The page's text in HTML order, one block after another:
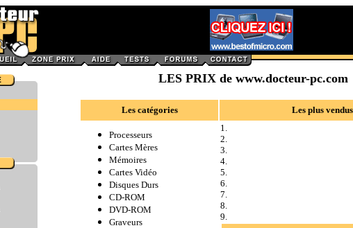
LES PRIX de www.docteur-pc.com
Les catégories Les plus vendus
Processeurs
Cartes Mères
Mémoires
Cartes Vidéo
Disques Durs
CD-ROM
DVD-ROM
Graveurs
1.
2.
3.
4.
5.
6.
7.
8.
9.